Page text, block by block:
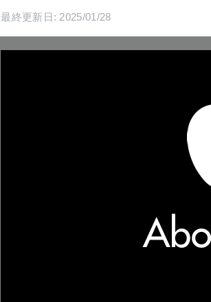
最終更新日: 2025/01/28